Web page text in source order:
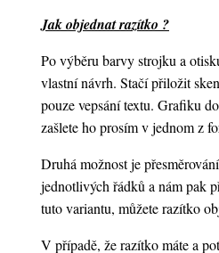
Jak objednat razítko ?
Po výběru barvy strojku a
vlastní návrh. Stačí přiložit
pouze vepsání textu. Grafiku
zašlete ho prosím v jednom z
Druhá možnost je
jednotlivých řádků a nám pak
tuto variantu, můžete razítko
V případě, že razítko máte a